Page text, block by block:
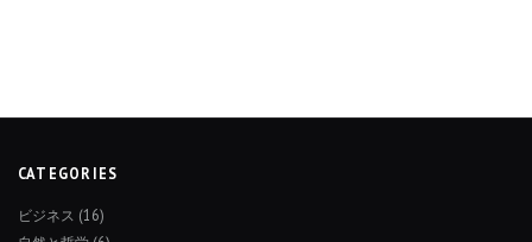
CATEGORIES
ビジネス (16)